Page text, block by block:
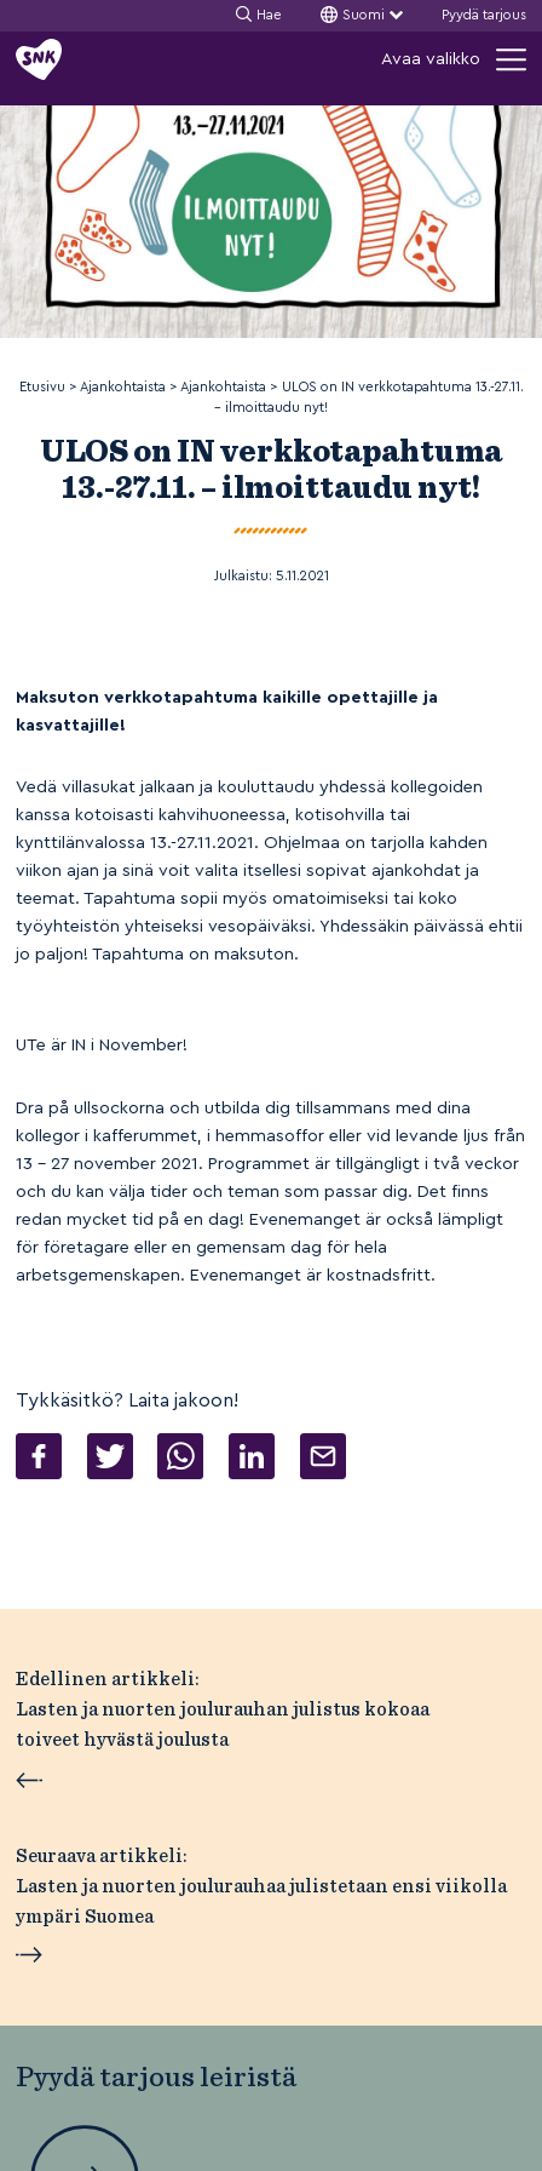
Siirry
sisältöön
Hae Suomi Pyydä tarjous
Avaa valikko
Etusivu > Ajankohtaista > Ajankohtaista > ULOS on IN verkkotapahtuma 13.-27.11.
– ilmoittaudu nyt!
ULOS on IN verkkotapahtuma
13.-27.11. – ilmoittaudu nyt!
Julkaistu: 5.11.2021
Maksuton verkkotapahtuma kaikille opettajille ja
kasvattajille!
Vedä villasukat jalkaan ja kouluttaudu yhdessä kollegoiden
kanssa kotoisasti kahvihuoneessa, kotisohvilla tai
kynttilänvalossa 13.-27.11.2021. Ohjelmaa on tarjolla kahden
viikon ajan ja sinä voit valita itsellesi sopivat ajankohdat ja
teemat. Tapahtuma sopii myös omatoimiseksi tai koko
työyhteistön yhteiseksi vesopäiväksi. Yhdessäkin päivässä ehtii
jo paljon! Tapahtuma on maksuton.
UTe är IN i November!
Dra på ullsockorna och utbilda dig tillsammans med dina
kollegor i kafferummet, i hemmasoffor eller vid levande ljus från
13 – 27 november 2021. Programmet är tillgängligt i två veckor
och du kan välja tider och teman som passar dig. Det finns
redan mycket tid på en dag! Evenemanget är också lämpligt
för företagare eller en gemensam dag för hela
arbetsgemenskapen. Evenemanget är kostnadsfritt.
Tykkäsitkö? Laita jakoon!
Artikkelien
selaus
Edellinen artikkeli:
Lasten ja nuorten joulurauhan julistus kokoaa
toiveet hyvästä joulusta
Seuraava artikkeli:
Lasten ja nuorten joulurauhaa julistetaan ensi viikolla
ympäri Suomea
Pyydä tarjous leiristä